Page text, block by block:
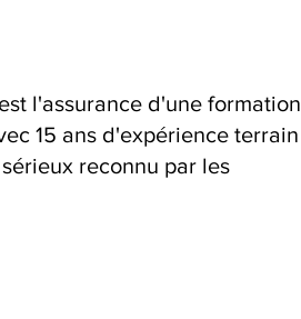
l'assurance d'une formation
15 ans d'expérience terrain
reconnu par les